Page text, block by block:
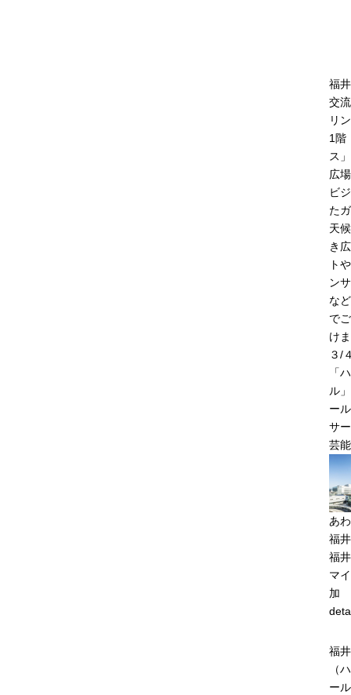
福
交
リ
1階
ス
広
ビ
た
天
き
ト
ン
な
で
け
３/
「
ル
ー
サ
芸
あ
福
福
マ
加
福
（
ー